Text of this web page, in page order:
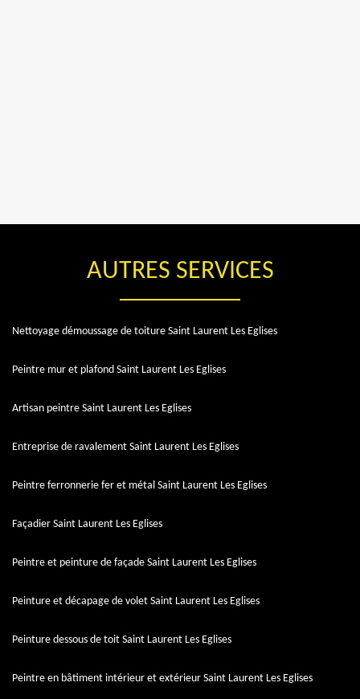
AUTRES SERVICES
Nettoyage démoussage de toiture Saint Laurent Les Eglises
Peintre mur et plafond Saint Laurent Les Eglises
Artisan peintre Saint Laurent Les Eglises
Entreprise de ravalement Saint Laurent Les Eglises
Peintre ferronnerie fer et métal Saint Laurent Les Eglises
Façadier Saint Laurent Les Eglises
Peintre et peinture de façade Saint Laurent Les Eglises
Peinture et décapage de volet Saint Laurent Les Eglises
Peinture dessous de toit Saint Laurent Les Eglises
Peintre en bâtiment intérieur et extérieur Saint Laurent Les Eglises